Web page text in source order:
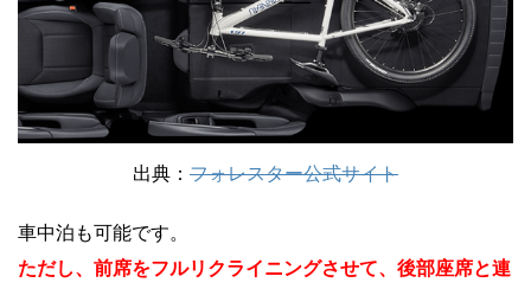
出典： フォレスター公式サイト
車中泊も可能です。
ただし、前席をフルリクライニングさせて、後部座席と連